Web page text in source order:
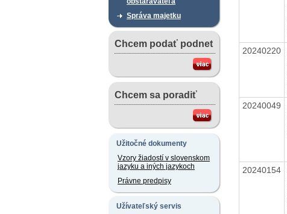
Správa majetku
Chcem podať podnet
Chcem sa poradiť
Užitočné dokumenty
Vzory žiadostí v slovenskom
jazyku a iných jazykoch
Právne predpisy
Užívateľský servis
20240220
20240049
20240154